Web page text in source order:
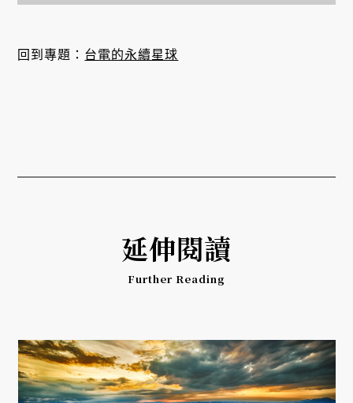
回到專題： 台電的永續星球
延伸閱讀
Further Reading